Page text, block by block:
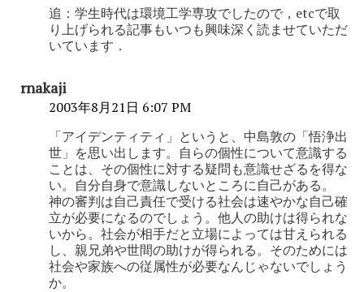
追：学生時代は環境工学専攻でしたので，etcで取
り上げられる記事もいつも興味深く読ませていただ
いています．
rnakaji
2003年8月21日 6:07 PM
「アイデンティティ」というと、中島敦の「悟浄出
世」を思い出します。自らの個性について意識する
ことは、その個性に対する疑問も意識せざるを得な
い。自分自身で意識しないところに自己がある。
神の審判は自己責任で受ける社会は速やかな自己確
立が必要になるのでしょう。他人の助けは得られな
いから。社会が相手だと立場によっては甘えられる
し、親兄弟や世間の助けが得られる。そのためには
社会や家族への従属性が必要なんじゃないでしょう
か。